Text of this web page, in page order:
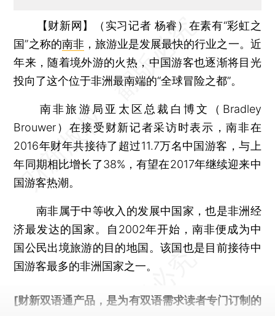
【财新网】（实习记者 杨睿） 在素有“彩虹之
国”之称的南非，旅游业是发展最快的行业之一。近
年来，随着境外游的火热，中国游客也逐渐将目光
投向了这个位于非洲最南端的“全球冒险之都”。
南非旅游局亚太区总裁白博文（Bradley
Brouwer）在接受财新记者采访时表示，南非在
2016年财年共接待了超过11.7万名中国游客，与上
年同期相比增长了38%，有望在2017年继续迎来中
国游客热潮。
南非属于中等收入的发展中国家，也是非洲经
济最发达的国家。自2002年开始，南非便成为中
国公民出境旅游的目的地国。该国也是目前接待中
国游客最多的非洲国家之一。
[财新双语通产品，是为有双语需求读者专门订制的